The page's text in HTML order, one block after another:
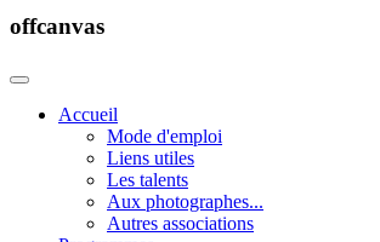
offcanvas
Accueil
Mode d'emploi
Liens utiles
Les talents
Aux photographes...
Autres associations